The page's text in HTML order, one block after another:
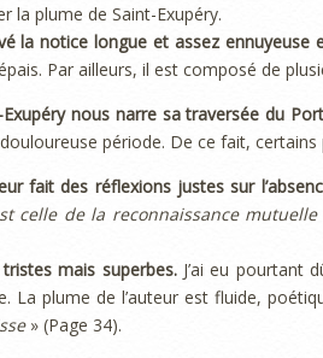
la plume de Saint-Exupéry.
la notice longue et assez
Par ailleurs, il est composé de
nous narre sa traversée du
période. De ce fait,
fait des réflexions justes sur
celle de la reconnaissance
mais superbes.J’ai eu pourtant
La plume de l’auteur est fluide,
» (Page 34).